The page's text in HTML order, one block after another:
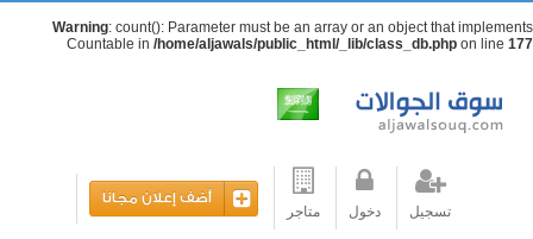
Warning: count(): Parameter must be an array or an object that implements
Countable in /home/aljawals/public_html/_lib/class_db.php on line 177
تسجيل دخول متاجر
أضف إعلان مجانا